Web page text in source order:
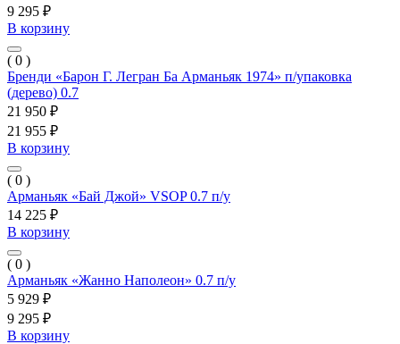
9 295 ₽
В корзину
( 0 )
Бренди «Барон Г. Легран Ба Арманьяк 1974» п/упаковка
(дерево) 0.7
21 950 ₽
21 955 ₽
В корзину
( 0 )
Арманьяк «Бай Джой» VSOP 0.7 п/у
14 225 ₽
В корзину
( 0 )
Арманьяк «Жанно Наполеон» 0.7 п/у
5 929 ₽
9 295 ₽
В корзину